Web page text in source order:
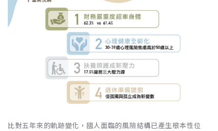
比對五年來的軌跡變化，國人面臨的風險結構已產生根本性位